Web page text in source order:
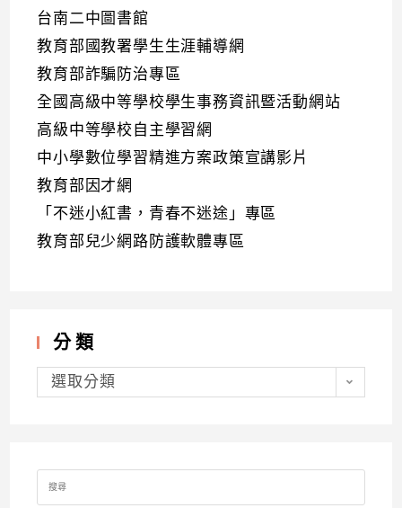
台南二中圖書館
教育部國教署學生生涯輔導網
教育部詐騙防治專區
全國高級中等學校學生事務資訊暨活動網站
高級中等學校自主學習網
中小學數位學習精進方案政策宣講影片
教育部因才網
「不迷小紅書，青春不迷途」專區
教育部兒少網路防護軟體專區
分類
分
類選取分類
Search
for: